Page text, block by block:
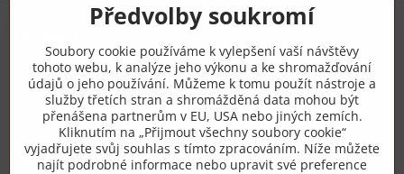
+420 775 973 319
info​@zipzop​.cz
Objednávky
Předvolby soukromí
Soubory cookie používáme k vylepšení vaší návštěvy
tohoto webu, k analýze jeho výkonu a ke shromažďování
údajů o jeho používání. Můžeme k tomu použít nástroje a
služby třetích stran a shromážděná data mohou být
přenášena partnerům v EU, USA nebo jiných zemích.
Kliknutím na „Přijmout všechny soubory cookie“
vyjadřujete svůj souhlas s tímto zpracováním. Níže můžete
najít podrobné informace nebo upravit své preference